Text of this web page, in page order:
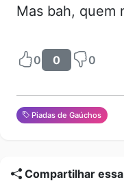
Mas bah, quem
0 0 0
Piadas de Gaúchos
Compartilhar